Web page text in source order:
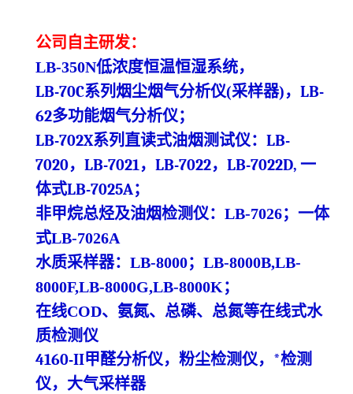
公司自主研发：
LB-350N低浓度恒温恒湿系统，
LB-70C系列烟尘烟气分析仪(采样器)， LB-
62多功能烟气分析仪；
LB-702X系列直读式油烟测试仪： LB-
7020，LB-7021，LB-7022，LB-7022D, 一
体式LB-7025A；
非甲烷总烃及油烟检测仪： LB-7026；一体
式LB-7026A
水质采样器： LB-8000； LB-8000B,LB-
8000F,LB-8000G,LB-8000K；
在线COD、氨氮、总磷、总氮等在线式水
质检测仪
4160-II甲醛分析仪，粉尘检测仪，*检测
仪，大气采样器